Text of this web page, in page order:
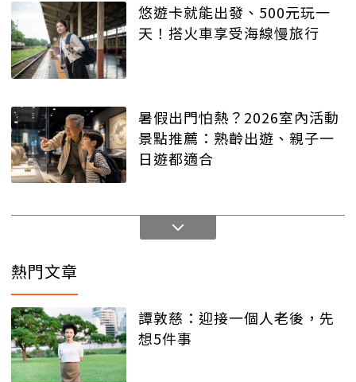
悠遊卡就能出發、500元玩一
天！搭火車享受海線慢旅行
暑假出門怕熱？2026室內活動
景點推薦：熟齡出遊、親子一
日遊都適合
熱門文章
譚敦慈：迎接一個人老後，先
想5件事